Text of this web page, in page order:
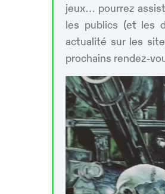
jeux… pourrez
les publics (et les
actualité sur les
prochains rendez-